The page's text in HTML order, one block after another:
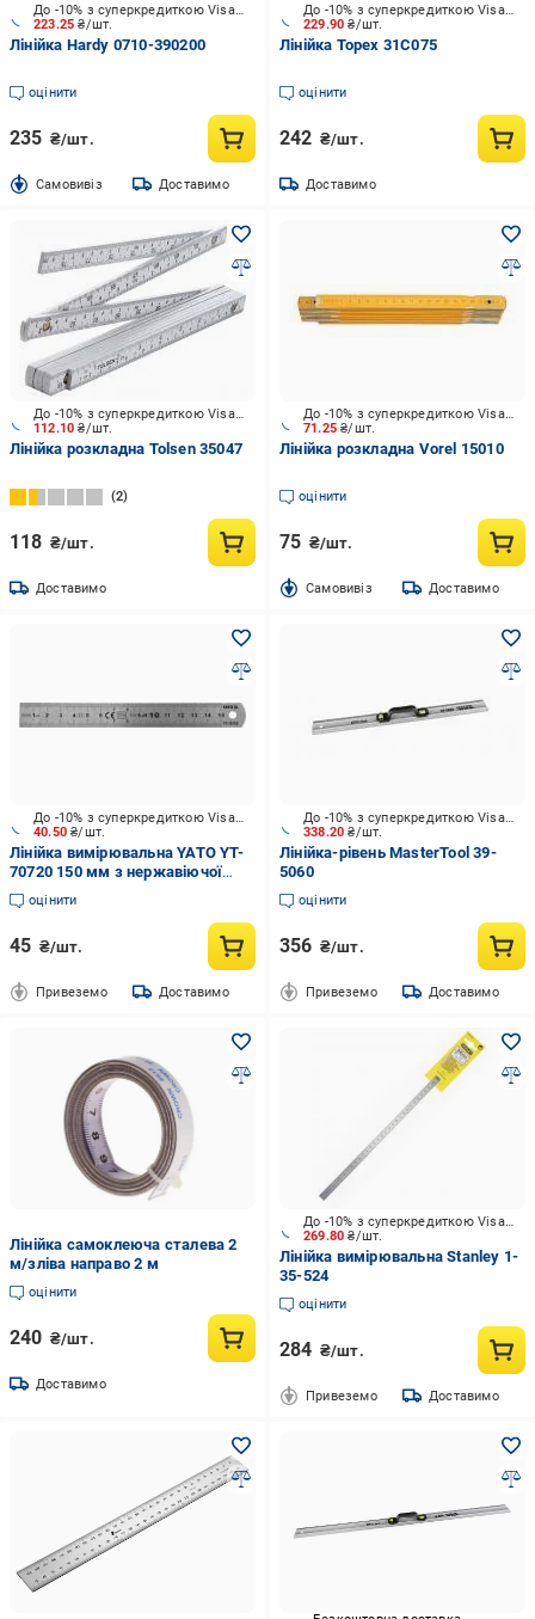
223.25₴/шт.
До -10% з суперкредиткою Visa Вигода
Лінійка Hardy 0710-390200
оцінити
235 ₴/шт.
Cамовивіз Доставимо
229.90₴/шт.
До -10% з суперкредиткою Visa Вигода
Лінійка Topex 31C075
оцінити
242 ₴/шт.
Доставимо
112.10₴/шт.
До -10% з суперкредиткою Visa Вигода
Лінійка розкладна Tolsen 35047
2
118 ₴/шт.
Доставимо
71.25₴/шт.
До -10% з суперкредиткою Visa Вигода
Лінійка розкладна Vorel 15010
оцінити
75 ₴/шт.
Cамовивіз Доставимо
40.50₴/шт.
До -10% з суперкредиткою Visa Вигода
Лінійка вимірювальна YATO YT-
70720 150 мм з нержавіючої
сталі
оцінити
45 ₴/шт.
Привеземо Доставимо
338.20₴/шт.
До -10% з суперкредиткою Visa Вигода
Лінійка-рівень MasterTool 39-
5060
оцінити
356 ₴/шт.
Привеземо Доставимо
Лінійка самоклеюча сталева 2
м/зліва направо 2 м
оцінити
240 ₴/шт.
Доставимо
269.80₴/шт.
До -10% з суперкредиткою Visa Вигода
Лінійка вимірювальна Stanley 1-
35-524
оцінити
284 ₴/шт.
Привеземо Доставимо